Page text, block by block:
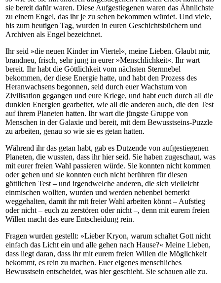
sie bereit dafür waren. Diese Aufgestiegenen waren das Ähnlichste
zu einem Engel, das ihr je zu sehen bekommen würdet. Und viele,
bis zum heutigen Tag, wurden in euren Geschichtsbüchern und
Archiven als Engel bezeichnet.
Ihr seid »die neuen Kinder im Viertel«, meine Lieben. Glaubt mir,
brandneu, frisch, sehr jung in eurer »Menschlichkeit«. Ihr wart
bereit. Ihr habt die Göttlichkeit vom nächsten Sternnebel
bekommen, der diese Energie hatte, und habt den Prozess des
Heranwachsens begonnen, seid durch euer Wachstum von
Zivilisation gegangen und eure Kriege, und habt euch durch all die
dunklen Energien gearbeitet, wie all die anderen auch, die den Test
auf ihrem Planeten hatten. Ihr wart die jüngste Gruppe von
Menschen in der Galaxie und bereit, mit dem Bewusstseins-Puzzle
zu arbeiten, genau so wie sie es getan hatten.
Während ihr das getan habt, gab es Dutzende von aufgestiegenen
Planeten, die wussten, dass ihr hier seid. Sie haben zugeschaut, was
mit eurer freien Wahl passieren würde. Sie konnten nicht kommen
oder gehen und sie konnten euch nicht berühren für diesen
göttlichen Test – und irgendwelche anderen, die sich vielleicht
einmischen wollten, wurden und werden nebenbei bemerkt
weggehalten, damit ihr mit freier Wahl arbeiten könnt – Aufstieg
oder nicht – euch zu zerstören oder nicht –, denn mit eurem freien
Willen macht das eure Entscheidung rein.
Fragen wurden gestellt: »Lieber Kryon, warum schaltet Gott nicht
einfach das Licht ein und alle gehen nach Hause?« Meine Lieben,
dass liegt daran, dass ihr mit eurem freien Willen die Möglichkeit
bekommt, es rein zu machen. Euer eigenes menschliches
Bewusstsein entscheidet, was hier geschieht. Sie schauen alle zu.